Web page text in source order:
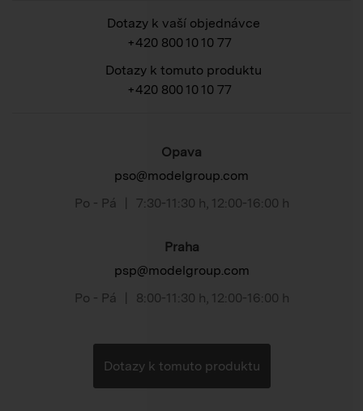
Dotazy k vaší objednávce
+420 800 10 10 77
Dotazy k tomuto produktu
+420 800 10 10 77
Opava
pso@modelgroup.com
Po - Pá
7:30-11:30 h 12:00-16:00 h
Praha
psp@modelgroup.com
Po - Pá
8:00-11:30 h 12:00-16:00 h
Dotazy k tomuto produktu